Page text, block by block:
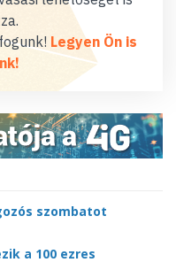
Legyen Ön is
szombatot
a 100 ezres